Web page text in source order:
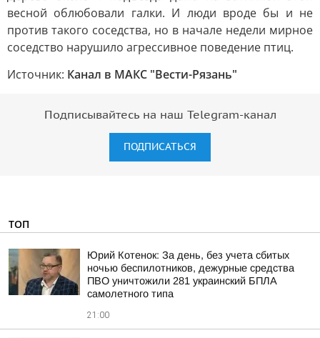
весной облюбовали галки. И люди вроде бы и не
против такого соседства, но в начале недели мирное
соседство нарушило агрессивное поведение птиц.
Источник: Канал в МАКС "Вести-Рязань"
Подписывайтесь на наш Telegram-канал
ПОДПИСАТЬСЯ
ТОП
Юрий Котенок: За день, без учета сбитых
ночью беспилотников, дежурные средства
ПВО уничтожили 281 украинский БПЛА
самолетного типа
21:00